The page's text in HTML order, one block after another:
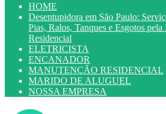
HOME
Desentupidora em São Paulo:
Pias, Ralos, Tanques e Esgotos
Residencial
ELETRICISTA
ENCANADOR
MANUTENÇÃO RESIDENCIAL
MARIDO DE ALUGUEL
NOSSA EMPRESA